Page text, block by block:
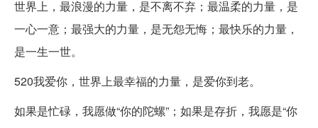
世界上，最浪漫的力量，是不离不弃；最温柔的力量，是
一心一意；最强大的力量，是无怨无悔；最快乐的力量，
是一生一世。
520我爱你，世界上最幸福的力量，是爱你到老。
如果是忙碌，我愿做“你的陀螺”；如果是存折，我愿是“你